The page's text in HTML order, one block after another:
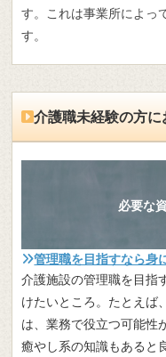
す。これは事業所によっ
す。
介護職未経験の方に
必要な
管理職を目指すなら身
介護施設の管理職を目指
けたいところ。たとえば
は、業務で役立つ可能性
癒やし系の知識もあると